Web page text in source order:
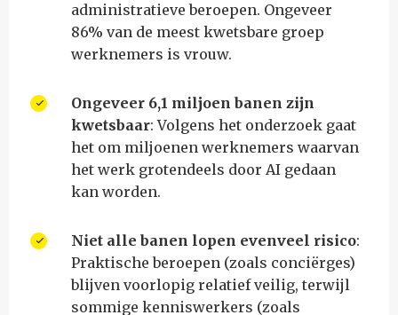
administratieve beroepen. Ongeveer
86% van de meest kwetsbare groep
werknemers is vrouw.
Ongeveer 6,1 miljoen banen zijn
kwetsbaar: Volgens het onderzoek gaat
het om miljoenen werknemers waarvan
het werk grotendeels door AI gedaan
kan worden.
Niet alle banen lopen evenveel risico:
Praktische beroepen (zoals conciërges)
blijven voorlopig relatief veilig, terwijl
sommige kenniswerkers (zoals